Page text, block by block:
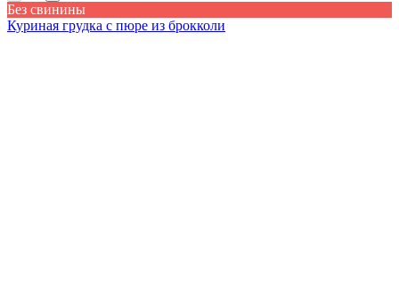
Без свинины
Куриная грудка с пюре из брокколи